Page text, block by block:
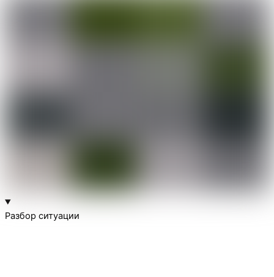
Разбор ситуации